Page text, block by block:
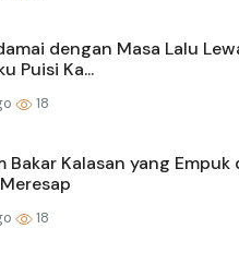
dengan Masa Lalu
Puisi Ka...
18
Bakar Kalasan yang Empuk
18